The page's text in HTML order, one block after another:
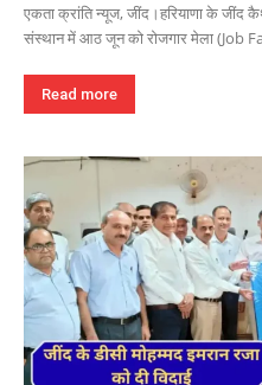
एकता क्रांति न्यूज, जींद।हरियाणा के जींद
संस्थान में आठ जून को रोजगार मेला (Job
Read more